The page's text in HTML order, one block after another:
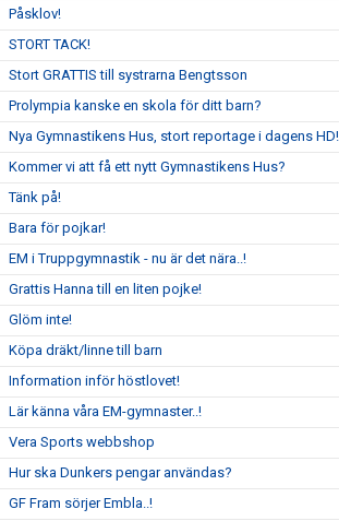
Påsklov!
STORT TACK!
Stort GRATTIS till systrarna Bengtsson
Prolympia kanske en skola för ditt barn?
Nya Gymnastikens Hus, stort reportage i dagens HD!
Kommer vi att få ett nytt Gymnastikens Hus?
Tänk på!
Bara för pojkar!
EM i Truppgymnastik - nu är det nära..!
Grattis Hanna till en liten pojke!
Glöm inte!
Köpa dräkt/linne till barn
Information inför höstlovet!
Lär känna våra EM-gymnaster..!
Vera Sports webbshop
Hur ska Dunkers pengar användas?
GF Fram sörjer Embla..!